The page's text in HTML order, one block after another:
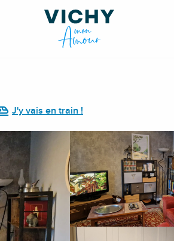
J'y vais en train !